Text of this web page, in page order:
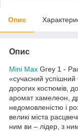
Опис
Опис
Mini Max Grey 1 -
«сучасний
дорогих костюмів,
аромат хамелеон,
недомовленістю і
великі міста
ним ви – лідер, з